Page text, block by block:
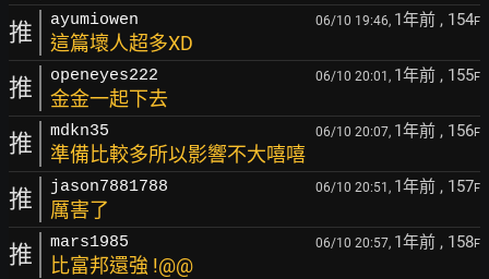
推 ayumiowen 06/10 19:46, 1年前 , 154F
這篇壞人超多XD
推 openeyes222 06/10 20:01, 1年前 , 155F
金金一起下去
推 mdkn35 06/10 20:07, 1年前 , 156F
準備比較多所以影響不大嘻嘻
推 jason7881788 06/10 20:51, 1年前 , 157F
厲害了
推 mars1985 06/10 20:57, 1年前 , 158F
比富邦還強 !@@